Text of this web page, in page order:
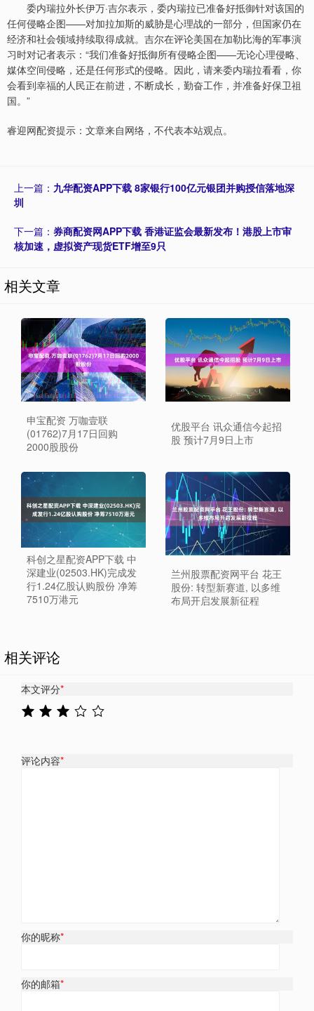
委内瑞拉外长伊万·吉尔表示，委内瑞拉已准备好抵御针对该国的
任何侵略企图——对加拉加斯的威胁是心理战的一部分，但国家仍在
经济和社会领域持续取得成就。吉尔在评论美国在加勒比海的军事演
习时对记者表示：“我们准备好抵御所有侵略企图——无论心理侵略、
媒体空间侵略，还是任何形式的侵略。因此，请来委内瑞拉看看，你
会看到幸福的人民正在前进，不断成长，勤奋工作，并准备好保卫祖
国。”
睿迎网配资提示：文章来自网络，不代表本站观点。
上一篇： 九华配资APP下载 8家银行100亿元银团并购授信落地深
圳
下一篇： 券商配资网APP下载 香港证监会最新发布！港股上市审
核加速，虚拟资产现货ETF增至9只
相关文章
申宝配资 万咖壹联
(01762)7月17日回购
2000股股份
优股平台 讯众通信今起招
股 预计7月9日上市
科创之星配资APP下载 中
深建业(02503.HK)完成发
行1.24亿股认购股份 净筹
7510万港元
兰州股票配资网平台 花王
股份: 转型新赛道, 以多维
布局开启发展新征程
相关评论
本文评分*
评论内容*
你的昵称*
你的邮箱*